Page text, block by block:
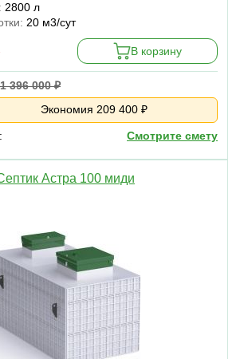
2800 л
20 м3/сут
В корзину
1 396 000 ₽
Экономия 209 400 ₽
Смотрите смету
Астра 100 миди